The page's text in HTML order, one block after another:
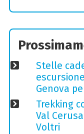
Stelle
Genova
Trekking
Val
Voltri